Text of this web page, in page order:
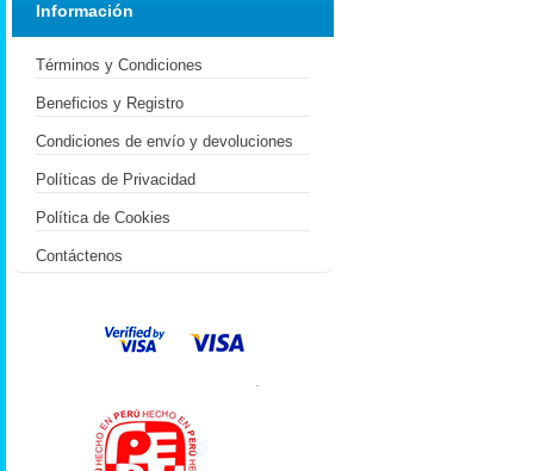
Información
Términos y Condiciones
Beneficios y Registro
Condiciones de envío y devoluciones
Políticas de Privacidad
Política de Cookies
Contáctenos
.